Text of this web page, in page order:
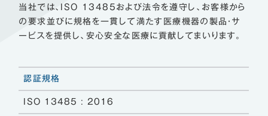
当社では、ISO 13485および法令を遵守し、お客様から
の要求並びに規格を一貫して満たす医療機器の製品・サ
ービスを提供し、安心安全な医療に貢献してまいります。
認証規格
ISO 13485 : 2016